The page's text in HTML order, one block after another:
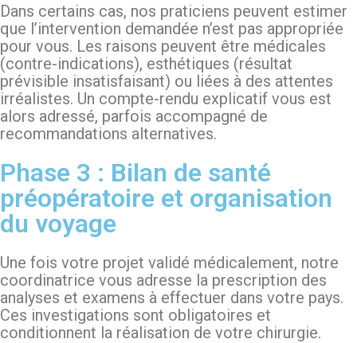
Dans certains cas, nos praticiens peuvent estimer
que l’intervention demandée n’est pas appropriée
pour vous. Les raisons peuvent être médicales
(contre-indications), esthétiques (résultat
prévisible insatisfaisant) ou liées à des attentes
irréalistes. Un compte-rendu explicatif vous est
alors adressé, parfois accompagné de
recommandations alternatives.
Phase 3 : Bilan de santé
préopératoire et organisation
du voyage
Une fois votre projet validé médicalement, notre
coordinatrice vous adresse la prescription des
analyses et examens à effectuer dans votre pays.
Ces investigations sont obligatoires et
conditionnent la réalisation de votre chirurgie.